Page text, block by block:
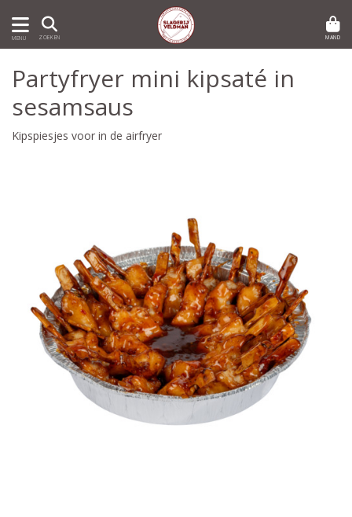
MENU ZOEKEN MAND
Partyfryer mini kipsaté in
sesamsaus
Kipspiesjes voor in de airfryer